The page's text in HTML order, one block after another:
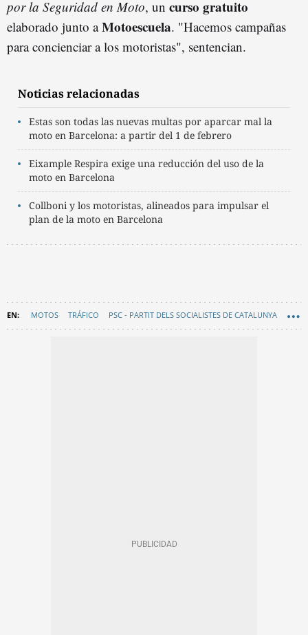
por la Seguridad en Moto, un curso gratuito
elaborado junto aMotoescuela. "Hacemos campañas
para concienciar a los motoristas", sentencian.
Noticias relacionadas
Estas son todas las nuevas multas por aparcar mal la
moto en Barcelona: a partir del 1 de febrero
Eixample Respira exige una reducción del uso de la
moto en Barcelona
Collboni y los motoristas, alineados para impulsar el
plan de la moto en Barcelona
MOTOS TRÁFICO PSC - PARTIT DELS SOCIALISTES DE CATALUNYA